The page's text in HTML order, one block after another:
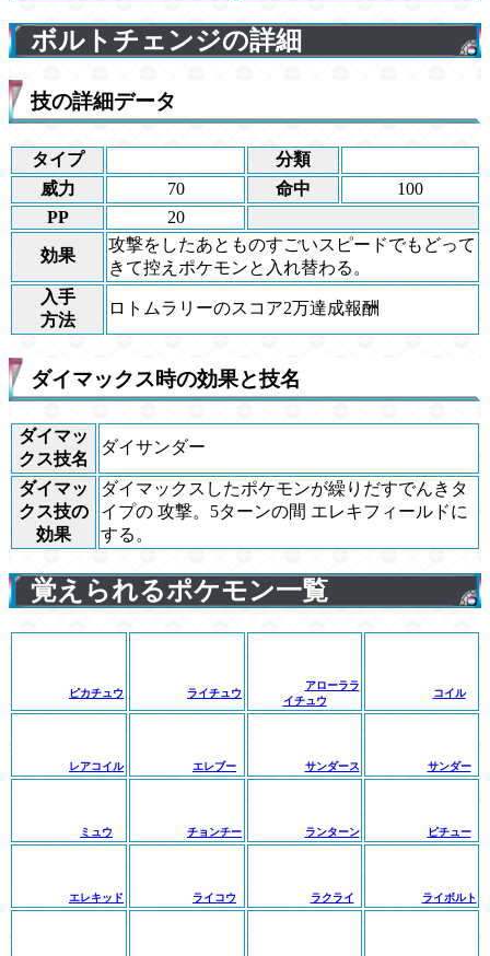
ボルトチェンジの詳細
技の詳細データ
タイプ
分類
威力
70 命中
100
PP
20
効果
攻撃をしたあとものすごいスピードでもどって
きて控えポケモンと入れ替わる。
入手
方法
ロトムラリーのスコア2万達成報酬
ダイマックス時の効果と技名
ダイマッ
クス技名
ダイサンダー
ダイマッ
クス技の
効果
ダイマックスしたポケモンが繰りだすでんきタ
イプの 攻撃。5ターンの間 エレキフィールドに
する。
覚えられるポケモン一覧
ピカチュウ ライチュウ
アローララ
イチュウ
コイル
レアコイル エレブー サンダース サンダー
ミュウ チョンチー ランターン ピチュー
エレキッド ライコウ ラクライ ライボルト